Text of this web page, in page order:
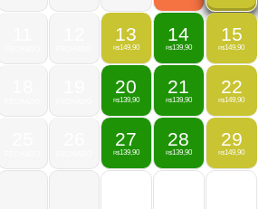
13
R$149,90
14
R$139,90
15
R$149,90
20
R$139,90
21
R$139,90
22
R$149,90
27
R$139,90
28
R$139,90
29
R$149,90